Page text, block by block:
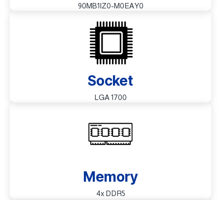
90MB1IZ0-M0EAY0
Socket
LGA 1700
Memory
4x DDR5